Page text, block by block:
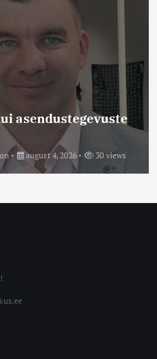
Millal hakatakse
liistule
august 3, 2026 61 views